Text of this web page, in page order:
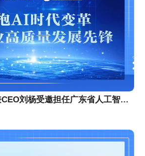
东信集团董事长兼CEO刘杨受邀担任广东省人工智能产业协会理事代表